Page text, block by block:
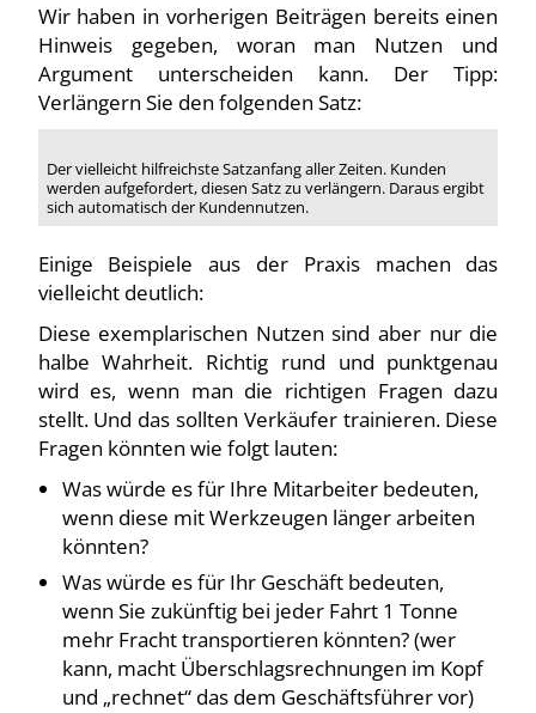
Wir haben in vorherigen Beiträgen bereits einen
Hinweis gegeben, woran man Nutzen und
Argument unterscheiden kann. Der Tipp:
Verlängern Sie den folgenden Satz:
Der vielleicht hilfreichste Satzanfang aller Zeiten. Kunden
werden aufgefordert, diesen Satz zu verlängern. Daraus ergibt
sich automatisch der Kundennutzen.
Einige Beispiele aus der Praxis machen das
vielleicht deutlich:
Diese exemplarischen Nutzen sind aber nur die
halbe Wahrheit. Richtig rund und punktgenau
wird es, wenn man die richtigen Fragen dazu
stellt. Und das sollten Verkäufer trainieren. Diese
Fragen könnten wie folgt lauten:
Was würde es für Ihre Mitarbeiter bedeuten,
wenn diese mit Werkzeugen länger arbeiten
könnten?
Was würde es für Ihr Geschäft bedeuten,
wenn Sie zukünftig bei jeder Fahrt 1 Tonne
mehr Fracht transportieren könnten? (wer
kann, macht Überschlagsrechnungen im Kopf
und „rechnet“ das dem Geschäftsführer vor)